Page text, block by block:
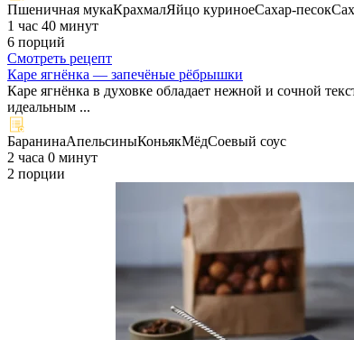
Пшеничная мукаКрахмалЯйцо куриноеСахар-песок
1 час 40 минут
6 порций
Смотреть рецепт
Каре ягнёнка — запечёные рёбрышки
Каре ягнёнка в духовке обладает нежной и сочной
идеальным ...
БаранинаАпельсиныКоньякМёдСоевый соус
2 часа 0 минут
2 порции